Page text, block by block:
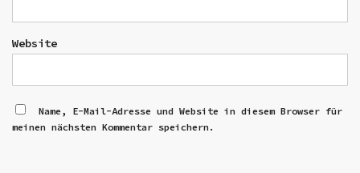
Website
Name, E-Mail-Adresse und Website in diesem Browser für
meinen nächsten Kommentar speichern.